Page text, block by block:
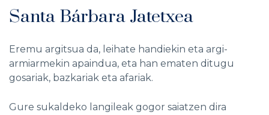
Santa Bárbara Jatetxea
Eremu argitsua da, leihate handiekin eta argi-
armiarmekin apaindua, eta han ematen ditugu
gosariak, bazkariak eta afariak.
Gure sukaldeko langileak gogor saiatzen dira